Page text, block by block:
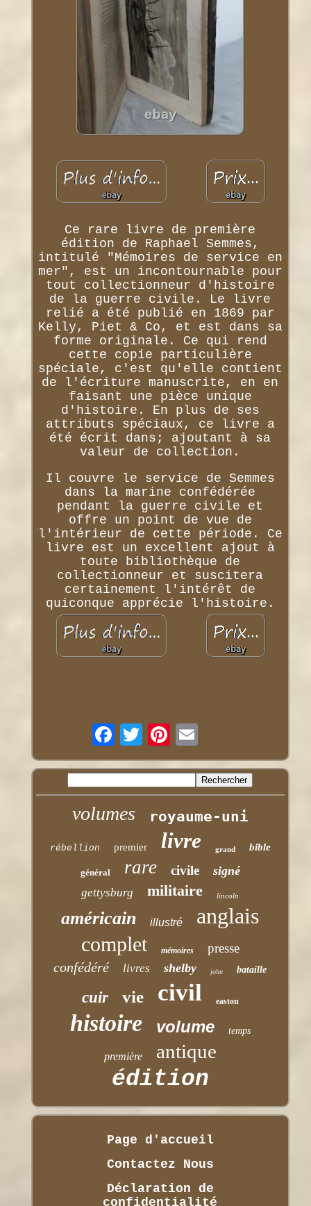
Ce rare livre de première
édition de Raphael Semmes,
intitulé "Mémoires de service en
mer", est un incontournable pour
tout collectionneur d'histoire
de la guerre civile. Le livre
relié a été publié en 1869 par
Kelly, Piet & Co, et est dans sa
forme originale. Ce qui rend
cette copie particulière
spéciale, c'est qu'elle contient
de l'écriture manuscrite, en en
faisant une pièce unique
d'histoire. En plus de ses
attributs spéciaux, ce livre a
été écrit dans; ajoutant à sa
valeur de collection.
Il couvre le service de Semmes
dans la marine confédérée
pendant la guerre civile et
offre un point de vue de
l'intérieur de cette période. Ce
livre est un excellent ajout à
toute bibliothèque de
collectionneur et suscitera
certainement l'intérêt de
quiconque apprécie l'histoire.
volumes royaume-uni
rébellion premier livre grand bible
général rare civile signé
gettysburg militaire lincoln
américain illustré anglais
complet mémoires presse
confédéré livres shelby john bataille
cuir vie civil easton
histoire volume temps
première antique
édition
Page d'accueil
Contactez Nous
Déclaration de
confidentialité